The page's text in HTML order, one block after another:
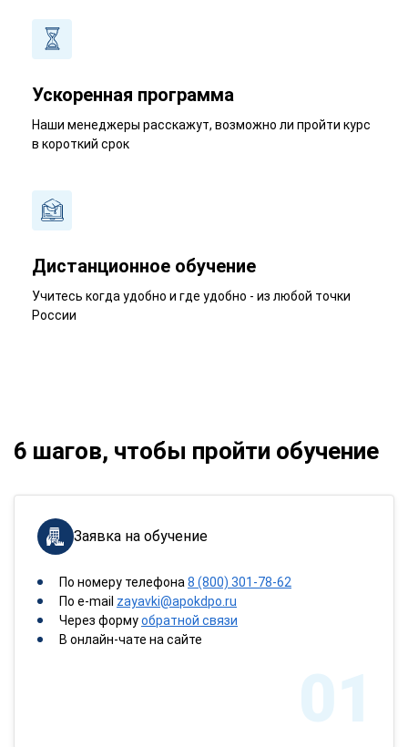
Ускоренная программа
Наши менеджеры расскажут, возможно ли пройти курс
в короткий срок
Дистанционное обучение
Учитесь когда удобно и где удобно - из любой точки
России
6 шагов, чтобы пройти обучение
Заявка на обучение
По номеру телефона 8 (800) 301-78-62
По e-mail zayavki@apokdpo.ru
Через формуобратной связи
В онлайн-чате на сайте
01